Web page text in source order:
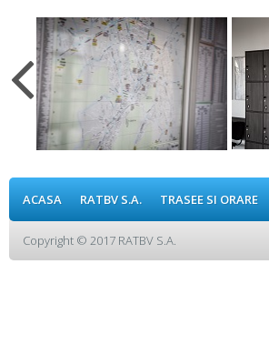
ACASA RATBV S.A. TRASEE SI ORARE
Copyright © 2017 RATBV S.A.